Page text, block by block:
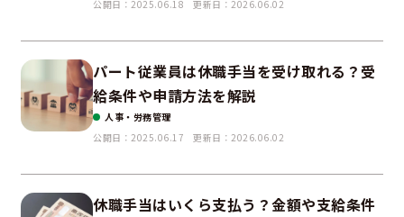
公開日：2025.06.18
更新日：2026.06.02
パート従業員は休職手当を受け取れる？受
給条件や申請方法を解説
人事・労務管理
公開日：2025.06.17
更新日：2026.06.02
休職手当はいくら支払う？金額や支給条件